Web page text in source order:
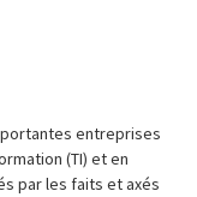
entreprises
(TI) et en
par les faits et axés